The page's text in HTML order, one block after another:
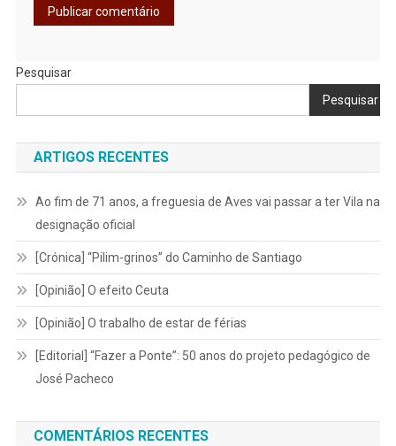
Pesquisar
Pesquisar
ARTIGOS RECENTES
Ao fim de 71 anos, a freguesia de Aves vai passar a ter Vila na
designação oficial
[Crónica] “Pilim-grinos” do Caminho de Santiago
[Opinião] O efeito Ceuta
[Opinião] O trabalho de estar de férias
[Editorial] “Fazer a Ponte”: 50 anos do projeto pedagógico de
José Pacheco
COMENTÁRIOS RECENTES